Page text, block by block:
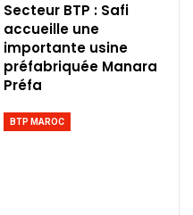
Secteur BTP : Safi
accueille une
importante usine
préfabriquée Manara
Préfa
BTP MAROC